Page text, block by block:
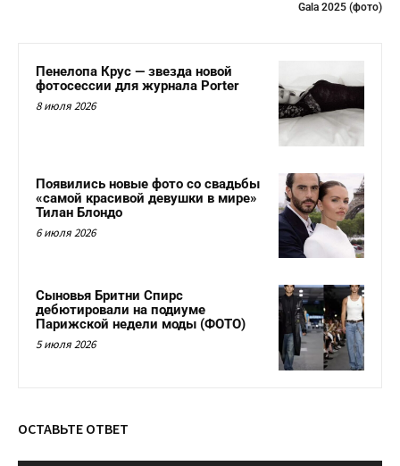
Gala 2025 (фото)
Пенелопа Крус — звезда новой
фотосессии для журнала Porter
8 июля 2026
Появились новые фото со свадьбы
«самой красивой девушки в мире»
Тилан Блондо
6 июля 2026
Сыновья Бритни Спирс
дебютировали на подиуме
Парижской недели моды (ФОТО)
5 июля 2026
ОСТАВЬТЕ ОТВЕТ